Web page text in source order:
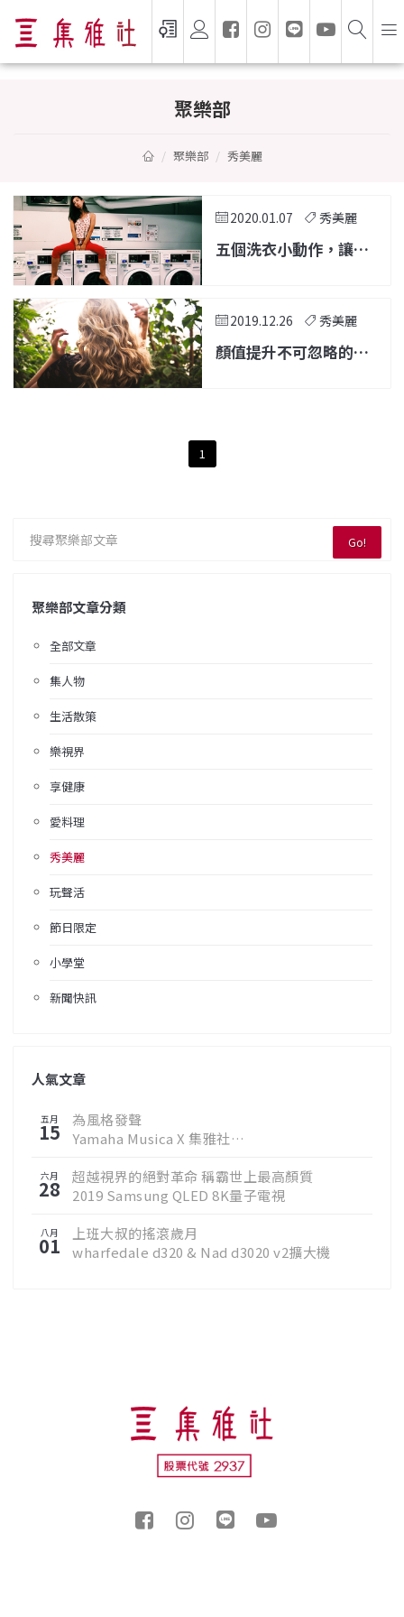
聚樂部
聚樂部 秀美麗
2020.01.07 秀美麗
五個洗衣小動作，讓你
2019.12.26 秀美麗
顏值提升不可忽略的一
1
Go!
聚樂部文章分類
全部文章
集人物
生活散策
樂視界
享健康
愛料理
秀美麗
玩聲活
節日限定
小學堂
新聞快訊
人氣文章
五月
15
為風格發聲
Yamaha Musica X 集雅社
六月
28
超越視界的絕對革命 稱霸世上最高顏質
2019 Samsung QLED 8K量子電視
八月
01
上班大叔的搖滾歲月
wharfedale d320 & Nad d3020 v2擴大機